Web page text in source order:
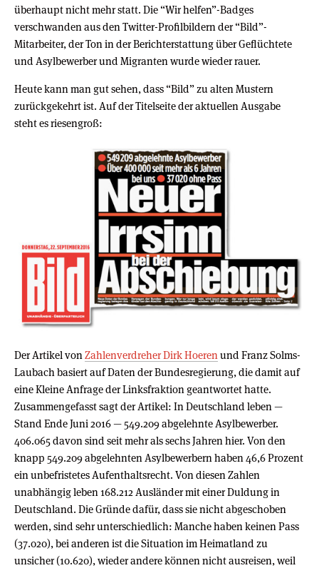
überhaupt nicht mehr statt. Die “Wir helfen”-Badges
verschwanden aus den Twitter-Profilbildern der “Bild”-
Mitarbeiter, der Ton in der Berichterstattung über Geflüchtete
und Asylbewerber und Migranten wurde wieder rauer.
Heute kann man gut sehen, dass “Bild” zu alten Mustern
zurückgekehrt ist. Auf der Titelseite der aktuellen Ausgabe
steht es riesengroß:
Der Artikel von Zahlenverdreher Dirk Hoeren und Franz Solms-
Laubach basiert auf Daten der Bundesregierung, die damit auf
eine Kleine Anfrage der Linksfraktion geantwortet hatte.
Zusammengefasst sagt der Artikel: In Deutschland leben —
Stand Ende Juni 2016 — 549.209 abgelehnte Asylbewerber.
406.065 davon sind seit mehr als sechs Jahren hier. Von den
knapp 549.209 abgelehnten Asylbewerbern haben 46,6 Prozent
ein unbefristetes Aufenthaltsrecht. Von diesen Zahlen
unabhängig leben 168.212 Ausländer mit einer Duldung in
Deutschland. Die Gründe dafür, dass sie nicht abgeschoben
werden, sind sehr unterschiedlich: Manche haben keinen Pass
(37.020), bei anderen ist die Situation im Heimatland zu
unsicher (10.620), wieder andere können nicht ausreisen, weil